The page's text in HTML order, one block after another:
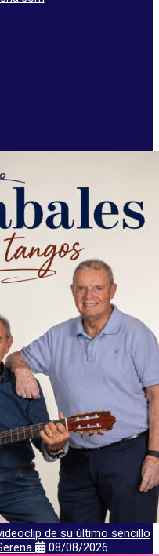
de su último sencillo
08/08/2026